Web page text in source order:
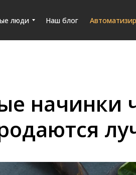
люди Наш блог
начинки